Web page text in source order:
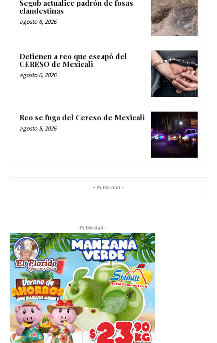
Segob actualice padrón de fosas
clandestinas
agosto 6, 2026
Detienen a reo que escapó del
CERESO de Mexicali
agosto 6, 2026
Reo se fuga del Cereso de Mexicali
agosto 5, 2026
- Publicidad -
-Publicidad -